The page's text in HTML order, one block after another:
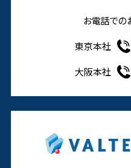
お電話での
東京本社
大阪本社